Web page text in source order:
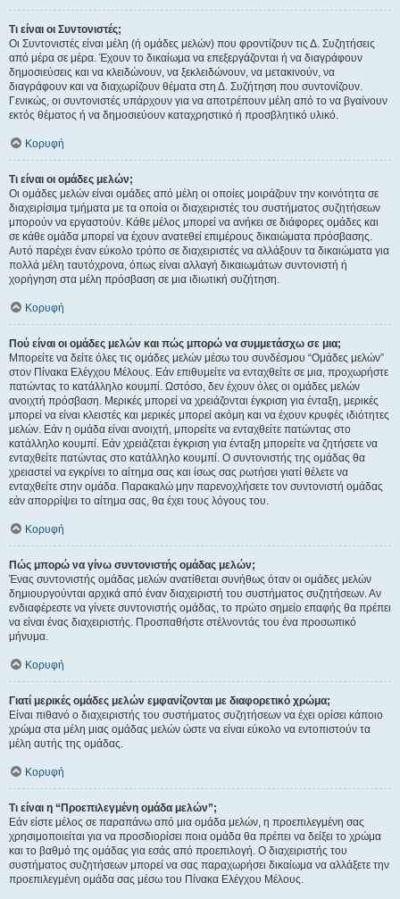
Τι είναι οι Συντονιστές;
Οι Συντονιστές είναι μέλη (ή ομάδες μελών) που φροντίζουν τις Δ. Συζητήσεις
από μέρα σε μέρα. Έχουν το δικαίωμα να επεξεργάζονται ή να διαγράφουν
δημοσιεύσεις και να κλειδώνουν, να ξεκλειδώνουν, να μετακινούν, να
διαγράφουν και να διαχωρίζουν θέματα στη Δ. Συζήτηση που συντονίζουν.
Γενικώς, οι συντονιστές υπάρχουν για να αποτρέπουν μέλη από το να βγαίνουν
εκτός θέματος ή να δημοσιεύουν καταχρηστικό ή προσβλητικό υλικό.
Κορυφή
Τι είναι οι ομάδες μελών;
Οι ομάδες μελών είναι ομάδες από μέλη οι οποίες μοιράζουν την κοινότητα σε
διαχειρίσιμα τμήματα με τα οποία οι διαχειριστές του συστήματος συζητήσεων
μπορούν να εργαστούν. Κάθε μέλος μπορεί να ανήκει σε διάφορες ομάδες και
σε κάθε ομάδα μπορεί να έχουν ανατεθεί επιμέρους δικαιώματα πρόσβασης.
Αυτό παρέχει έναν εύκολο τρόπο σε διαχειριστές να αλλάξουν τα δικαιώματα για
πολλά μέλη ταυτόχρονα, όπως είναι αλλαγή δικαιωμάτων συντονιστή ή
χορήγηση στα μέλη πρόσβαση σε μια ιδιωτική συζήτηση.
Κορυφή
Πού είναι οι ομάδες μελών και πώς μπορώ να συμμετάσχω σε μια;
Μπορείτε να δείτε όλες τις ομάδες μελών μέσω του συνδέσμου “Ομάδες μελών”
στον Πίνακα Ελέγχου Μέλους. Εάν επιθυμείτε να ενταχθείτε σε μια, προχωρήστε
πατώντας το κατάλληλο κουμπί. Ωστόσο, δεν έχουν όλες οι ομάδες μελών
ανοιχτή πρόσβαση. Μερικές μπορεί να χρειάζονται έγκριση για ένταξη, μερικές
μπορεί να είναι κλειστές και μερικές μπορεί ακόμη και να έχουν κρυφές ιδιότητες
μελών. Εάν η ομάδα είναι ανοιχτή, μπορείτε να ενταχθείτε πατώντας στο
κατάλληλο κουμπί. Εάν χρειάζεται έγκριση για ένταξη μπορείτε να ζητήσετε να
ενταχθείτε πατώντας στο κατάλληλο κουμπί. Ο συντονιστής της ομάδας θα
χρειαστεί να εγκρίνει το αίτημα σας και ίσως σας ρωτήσει γιατί θέλετε να
ενταχθείτε στην ομάδα. Παρακαλώ μην παρενοχλήσετε τον συντονιστή ομάδας
εάν απορρίψει το αίτημα σας, θα έχει τους λόγους του.
Κορυφή
Πώς μπορώ να γίνω συντονιστής ομάδας μελών;
Ένας συντονιστής ομάδας μελών ανατίθεται συνήθως όταν οι ομάδες μελών
δημιουργούνται αρχικά από έναν διαχειριστή του συστήματος συζητήσεων. Αν
ενδιαφέρεστε να γίνετε συντονιστής ομάδας, το πρώτο σημείο επαφής θα πρέπει
να είναι ένας διαχειριστής. Προσπαθήστε στέλνοντάς του ένα προσωπικό
μήνυμα.
Κορυφή
Γιατί μερικές ομάδες μελών εμφανίζονται με διαφορετικό χρώμα;
Είναι πιθανό ο διαχειριστής του συστήματος συζητήσεων να έχει ορίσει κάποιο
χρώμα στα μέλη μιας ομάδας μελών ώστε να είναι εύκολο να εντοπιστούν τα
μέλη αυτής της ομάδας.
Κορυφή
Τι είναι η “Προεπιλεγμένη ομάδα μελών”;
Εάν είστε μέλος σε παραπάνω από μια ομάδα μελών, η προεπιλεγμένη σας
χρησιμοποιείται για να προσδιορίσει ποια ομάδα θα πρέπει να δείξει το χρώμα
και το βαθμό της ομάδας για εσάς από προεπιλογή. Ο διαχειριστής του
συστήματος συζητήσεων μπορεί να σας παραχωρήσει δικαίωμα να αλλάξετε την
προεπιλεγμένη ομάδα σας μέσω του Πίνακα Ελέγχου Μέλους.